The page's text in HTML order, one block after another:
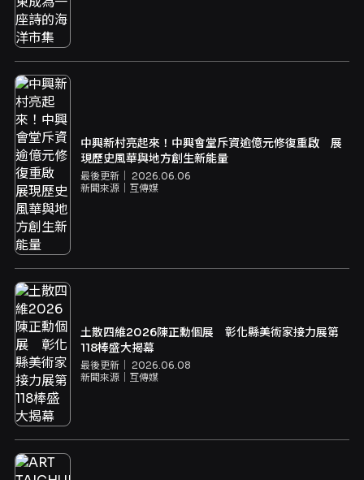
中興新村亮起來！中興會堂斥資逾億元修復重啟 展
現歷史風華與地方創生新能量
最後更新｜ 2026.06.06
新聞來源｜ 互傳媒
土散四維2026陳正勳個展 彰化縣美術家接力展第
118棒盛大揭幕
最後更新｜ 2026.06.08
新聞來源｜ 互傳媒